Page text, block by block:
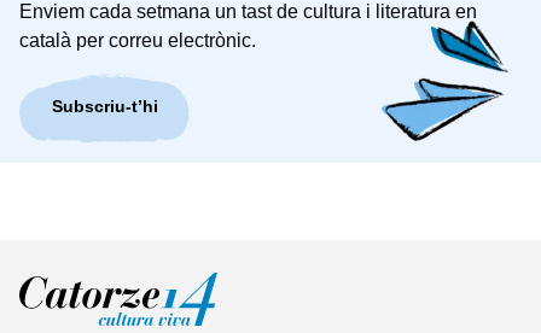
Enviem cada setmana un tast de cultura i literatura en
català per correu electrònic.
Subscriu-t’hi